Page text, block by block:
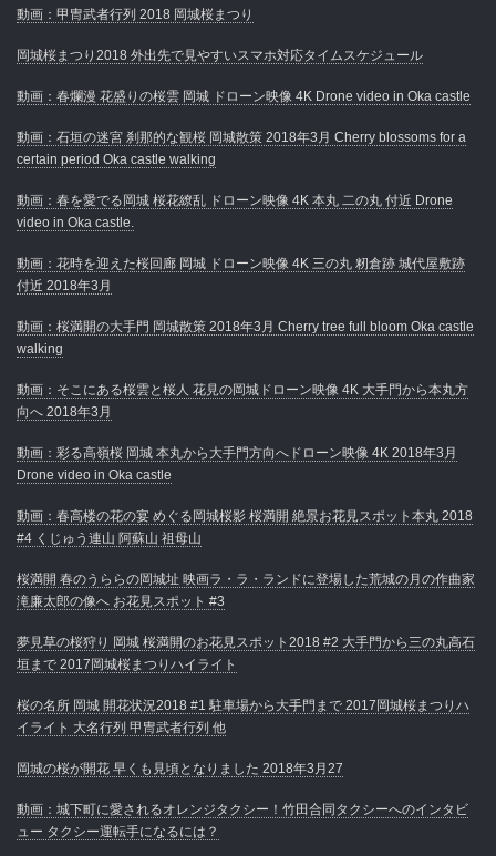
動画：甲冑武者行列 2018 岡城桜まつり
岡城桜まつり2018 外出先で見やすいスマホ対応タイムスケジュール
動画：春爛漫 花盛りの桜雲 岡城 ドローン映像 4K Drone video in Oka castle
動画：石垣の迷宮 刹那的な観桜 岡城散策 2018年3月 Cherry blossoms for a
certain period Oka castle walking
動画：春を愛でる岡城 桜花繚乱 ドローン映像 4K 本丸 二の丸 付近 Drone
video in Oka castle.
動画：花時を迎えた桜回廊 岡城 ドローン映像 4K 三の丸 籾倉跡 城代屋敷跡
付近 2018年3月
動画：桜満開の大手門 岡城散策 2018年3月 Cherry tree full bloom Oka castle
walking
動画：そこにある桜雲と桜人 花見の岡城ドローン映像 4K 大手門から本丸方
向へ 2018年3月
動画：彩る高嶺桜 岡城 本丸から大手門方向へドローン映像 4K 2018年3月
Drone video in Oka castle
動画：春高楼の花の宴 めぐる岡城桜影 桜満開 絶景お花見スポット本丸 2018
#4 くじゅう連山 阿蘇山 祖母山
桜満開 春のうららの岡城址 映画ラ・ラ・ランドに登場した荒城の月の作曲家
滝廉太郎の像へ お花見スポット #3
夢見草の桜狩り 岡城 桜満開のお花見スポット2018 #2 大手門から三の丸高石
垣まで 2017岡城桜まつりハイライト
桜の名所 岡城 開花状況2018 #1 駐車場から大手門まで 2017岡城桜まつりハ
イライト 大名行列 甲冑武者行列 他
岡城の桜が開花 早くも見頃となりました 2018年3月27
動画：城下町に愛されるオレンジタクシー！竹田合同タクシーへのインタビ
ュー タクシー運転手になるには？